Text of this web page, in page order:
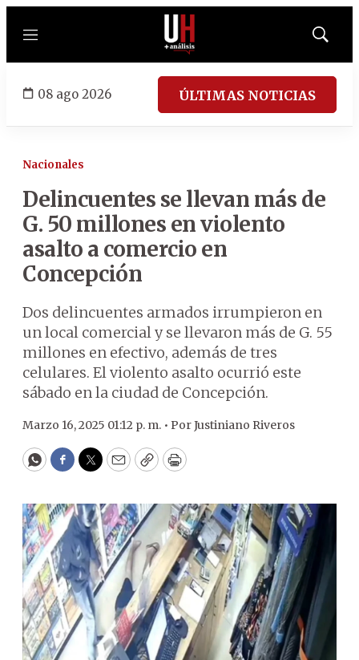
Menú
Mostrar
08 ago 2026 ÚLTIMAS NOTICIAS
Nacionales
Delincuentes se llevan más de
G. 50 millones en violento
asalto a comercio en
Concepción
Dos delincuentes armados irrumpieron en
un local comercial y se llevaron más de G. 55
millones en efectivo, además de tres
celulares. El violento asalto ocurrió este
sábado en la ciudad de Concepción.
Marzo 16, 2025 01:12 p. m. • PorJustiniano Riveros
WhatsApp
Facebook
Twitter
EmailCopyPrint